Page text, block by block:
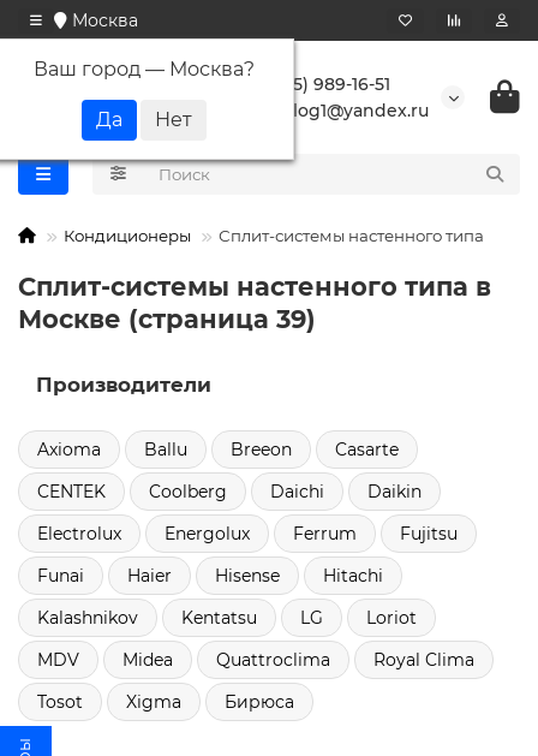
Москва
Ваш город — Москва?
+7 (495) 989-16-51
buranlog1@yandex.ru
Кондиционеры Сплит-системы настенного типа
Сплит-системы настенного типа в
Москве (страница 39)
Производители
Axioma Ballu Breeon
Casarte
CENTEK
Coolberg Daichi
Daikin
Electrolux
Energolux Ferrum
Fujitsu
Funai
Haier Hisense
Hitachi
Kalashnikov
Kentatsu LG
Loriot
MDV
Midea Quattroclima
Royal Clima
Tosot
Xigma Бирюса